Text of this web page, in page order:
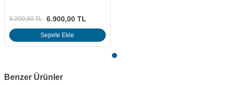
8.200,00TL 6.900,00 TL
Sepete Ekle
Benzer Ürünler